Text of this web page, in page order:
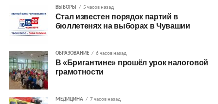
ВЫБОРЫ 5 часов назад
Стал известен порядок партий в
бюллетенях на выборах в Чувашии
ОБРАЗОВАНИЕ 6 часов назад
В «Бригантине» прошёл урок налоговой
грамотности
МЕДИЦИНА 7 часов назад